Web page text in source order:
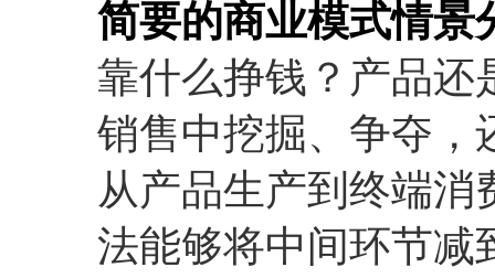
简要的商业模式情景
靠什么挣钱？产品还
销售中挖掘、争夺，
从产品生产到终端
法能够将中间环节减